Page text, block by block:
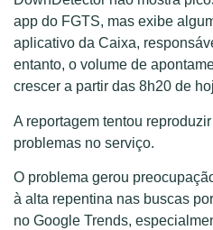
app do FGTS, mas exibe
aplicativo da Caixa,
entanto, o volume de
crescer a partir das 8h20 de
A reportagem tentou
problemas no serviço.
O problema gerou
à alta repentina nas buscas
no Google Trends,